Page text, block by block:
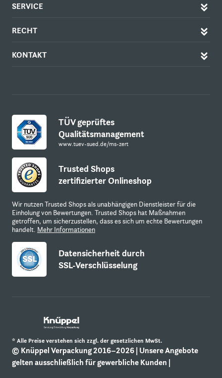
SERVICE
RECHT
KONTAKT
TÜV geprüftes
Qualitätsmanagement
www.tuev-sued.de/ms-zert
Trusted Shops
zertifizierter Onlineshop
Wir nutzen Trusted Shops als unabhängigen Dienstleister für die
Einholung von Bewertungen. Trusted Shops hat Maßnahmen
getroffen, um sicherzustellen, dass es sich um echte Bewertungen
handelt. Mehr Informationen
Datensicherheit durch
SSL-Verschlüsselung
* Alle Preise verstehen sich zzgl. der gesetzlichen MwSt.
© Knüppel Verpackung 2016–2026 | Unsere Angebote
gelten ausschließlich für gewerbliche Kunden |